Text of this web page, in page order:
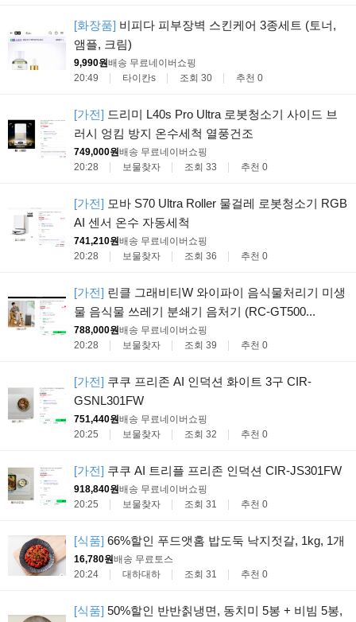
[화장품] 비피다 피부장벽 스킨케어 3종세트 (토너,
앰플, 크림)
9,990원배송 무료네이버쇼핑
20:49
타이칸s 조회 30 추천 0
[가전] 드리미 L40s Pro Ultra 로봇청소기 사이드 브
러시 엉킴 방지 온수세척 열풍건조
749,000원배송 무료네이버쇼핑
20:28
보물찾자 조회 33 추천 0
[가전] 모바 S70 Ultra Roller 물걸레 로봇청소기 RGB
AI 센서 온수 자동세척
741,210원배송 무료네이버쇼핑
20:28
보물찾자 조회 36 추천 0
[가전] 린클 그래비티W 와이파이 음식물처리기 미생
물 음식물 쓰레기 분쇄기 음처기 (RC-GT500...
788,000원배송 무료네이버쇼핑
20:28
보물찾자 조회 39 추천 0
[가전] 쿠쿠 프리존 AI 인덕션 화이트 3구 CIR-
GSNL301FW
751,440원배송 무료네이버쇼핑
20:25
보물찾자 조회 32 추천 0
[가전] 쿠쿠 AI 트리플 프리존 인덕션 CIR-JS301FW
918,840원배송 무료네이버쇼핑
20:25
보물찾자 조회 31 추천 0
[식품] 66%할인 푸드앳홈 밥도둑 낙지젓갈, 1kg, 1개
16,780원배송 무료토스
20:24
대하대하 조회 31 추천 0
[식품] 50%할인 반반칡냉면, 동치미 5봉 + 비빔 5봉,